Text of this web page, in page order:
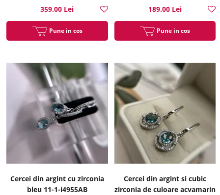
359.00 Lei
Pune in cos
189.00 Lei
Pune in cos
Cercei din argint cu zirconia
bleu 11-1-i4955AB
Cercei din argint si cubic
zirconia de culoare acvamarin